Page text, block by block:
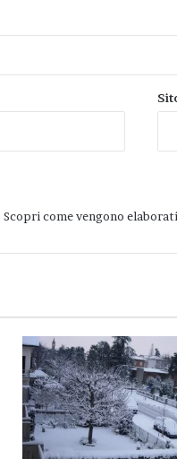
Scopri come vengono